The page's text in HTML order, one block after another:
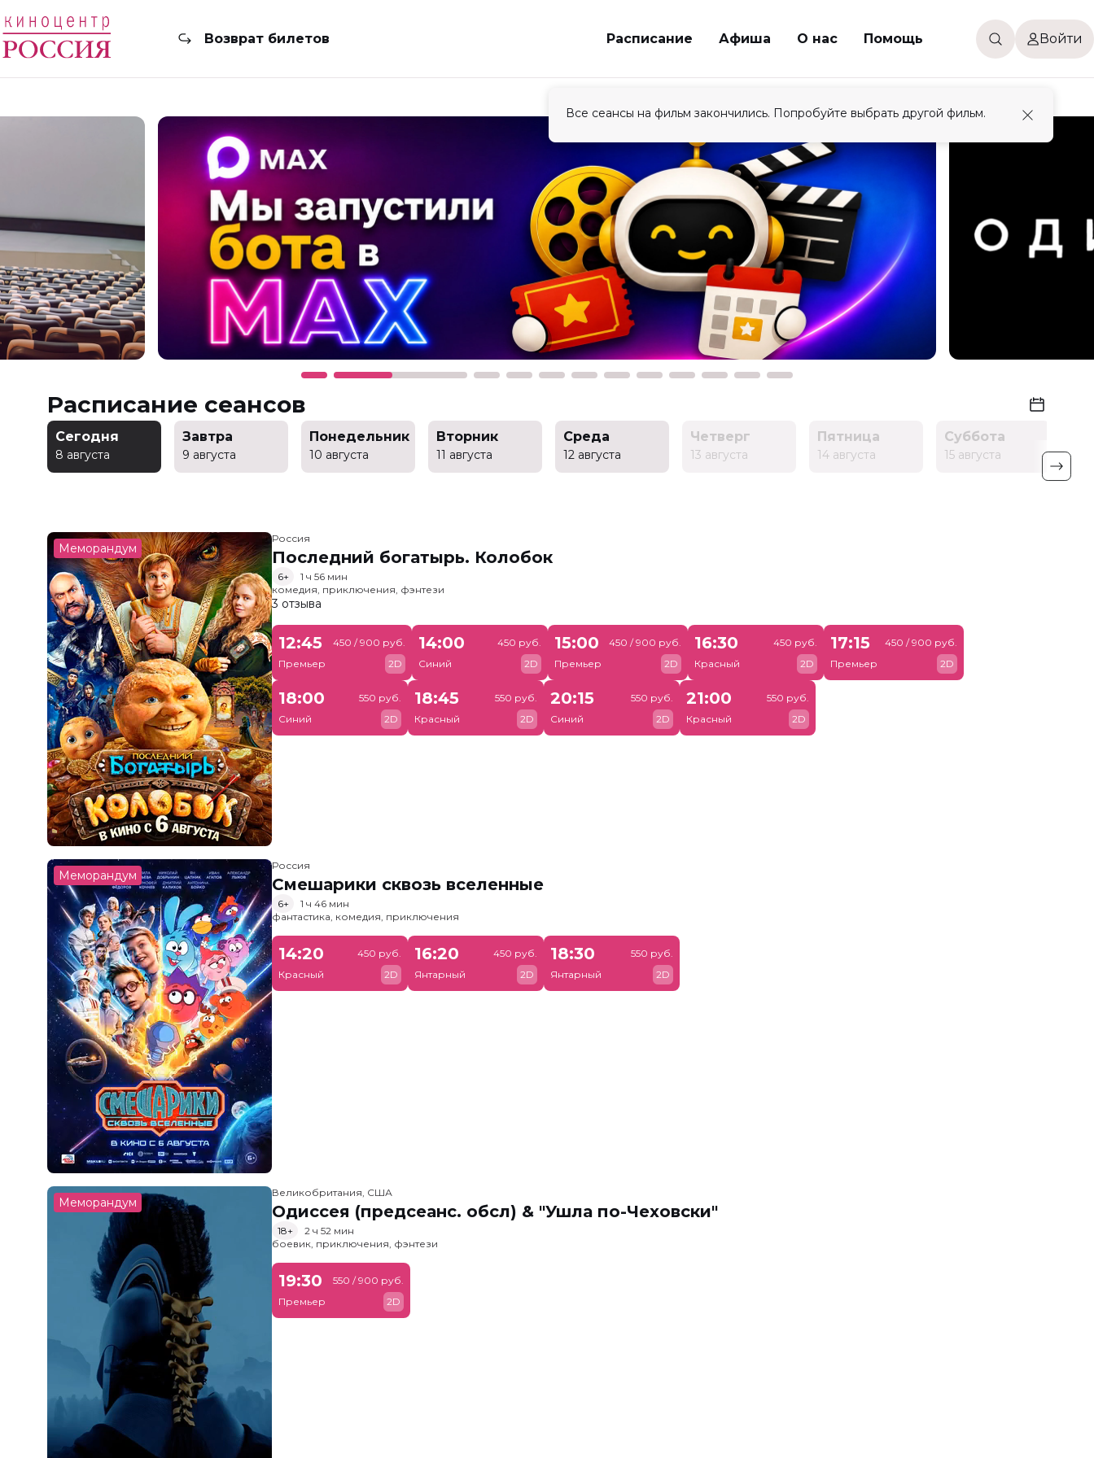
Возврат билетов Расписание Афиша О нас Помощь Войти
Расписание сеансов
Сегодня
8 августа
Завтра
9 августа
Понедельник
10 августа
Вторник
11 августа
Среда
12 августа
Четверг
13 августа
Пятница
14 августа
Суббота
15 августа
Меморандум
Россия
Последний богатырь. Колобок
6+
1 ч 56 мин
комедия, приключения, фэнтези
3 отзыва
12:45
Премьер
450 / 900 руб.
2D
14:00
Синий
450 руб.
2D
15:00
Премьер
450 / 900 руб.
2D
16:30
Красный
450 руб.
2D
17:15
Премьер
450 / 900 руб.
2D
18:00
Синий
550 руб.
2D
18:45
Красный
550 руб.
2D
20:15
Синий
550 руб.
2D
21:00
Красный
550 руб.
2D
Меморандум
Россия
Смешарики сквозь вселенные
6+
1 ч 46 мин
фантастика, комедия, приключения
14:20
Красный
450 руб.
2D
16:20
Янтарный
450 руб.
2D
18:30
Янтарный
550 руб.
2D
Меморандум
Великобритания, США
Одиссея (предсеанс. обсл) & "Ушла по-Чеховски"
18+
2 ч 52 мин
боевик, приключения, фэнтези
19:30
Премьер
550 / 900 руб.
2D
Все сеансы на фильм закончились. Попробуйте выбрать другой фильм.